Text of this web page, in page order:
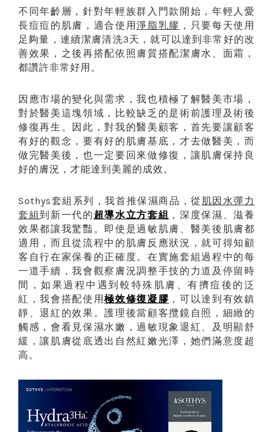
不同年齡層，針對年輕族群入門款開始，年輕人愛
長痘痘的肌膚，適合使用淨脂乳膠 ，只要每天使用
足夠量，連續潔膚清洗3天，就可以達到非常好的改
善效果，之後再搭配依照膚質搭配潔膚水、面霜，
都讚許非常好用。
因應市場的變化與需求，我也積極了解醫美市場，
對於醫美這塊領域，比較缺乏的是術前護理及術後
修復再生。因此，對我的醫美顧客，首先要讓顧客
有好的觀念，要有好的肌膚基底，才去做醫美，而
做完醫美後，也一定要回來做修復，讓肌膚保持良
好的膚況，才能達到美麗的成效。
Sothys套組系列，我首推保濕商品，從肌因水彈力
套組到新一代的超導水立方套組 ，深度保濕、滋養
效果都讓我驚豔。即使是過敏肌膚、醫美後肌膚都
適用，而且從流程中的肌膚反應狀況，就可得知顧
客自行在家保養的正確度。在實施套組過程中的每
一道手續，我會觀察膚況調整手技的力道及停留時
間，如果過程中遇到較特殊肌膚、有擠痘後的泛
紅，我會搭配使用極效修復凝膠 ，可以達到有效鎮
靜、退紅的效果。護理後當顧客攬鏡自照，細緻的
觸感，會看見保濕水嫩，過敏現象退紅、及明顯舒
緩，讓肌膚從底透出自然紅嫩光澤，她們滿意度超
高。